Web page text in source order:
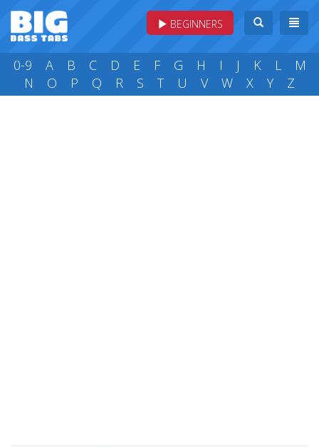
BEGINNERS
0-9 A B C D E F G H I J K L
M
N
O P Q R S T U V W X Y Z